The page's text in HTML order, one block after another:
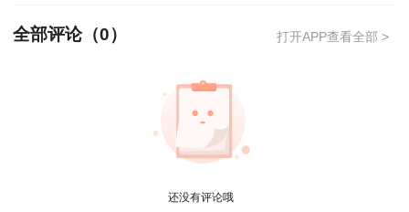
考生持本人有效身份证原件（委托代领需携带
①使用皖事通APP，下载皖事通APP，注册
全部评论（0） 打开APP查看全部 >
还没有评论哦
概论就学习了十几天81分，感谢唐老师！
考虑。那就是我人生的导师。